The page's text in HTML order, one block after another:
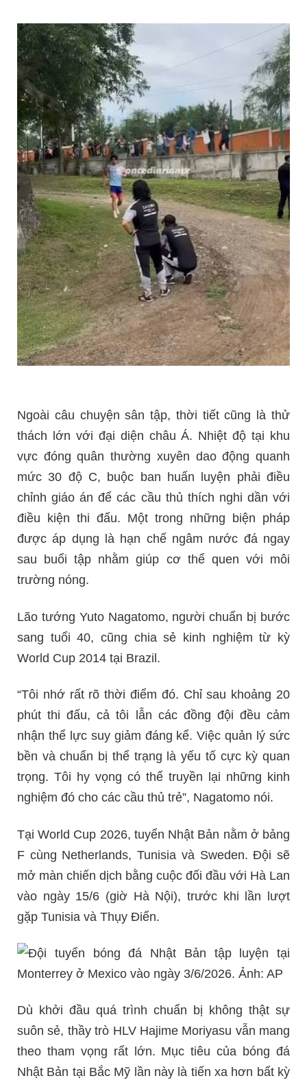
Ngoài câu chuyện sân tập, thời tiết cũng là thử
thách lớn với đại diện châu Á. Nhiệt độ tại khu
vực đóng quân thường xuyên dao động quanh
mức 30 độ C, buộc ban huấn luyện phải điều
chỉnh giáo án để các cầu thủ thích nghi dần với
điều kiện thi đấu. Một trong những biện pháp
được áp dụng là hạn chế ngâm nước đá ngay
sau buổi tập nhằm giúp cơ thể quen với môi
trường nóng.
Lão tướng Yuto Nagatomo, người chuẩn bị bước
sang tuổi 40, cũng chia sẻ kinh nghiệm từ kỳ
World Cup 2014 tại Brazil.
“Tôi nhớ rất rõ thời điểm đó. Chỉ sau khoảng 20
phút thi đấu, cả tôi lẫn các đồng đội đều cảm
nhận thể lực suy giảm đáng kể. Việc quản lý sức
bền và chuẩn bị thể trạng là yếu tố cực kỳ quan
trọng. Tôi hy vọng có thể truyền lại những kinh
nghiệm đó cho các cầu thủ trẻ”, Nagatomo nói.
Tại World Cup 2026, tuyển Nhật Bản nằm ở bảng
F cùng Netherlands, Tunisia và Sweden. Đội sẽ
mở màn chiến dịch bằng cuộc đối đầu với Hà Lan
vào ngày 15/6 (giờ Hà Nội), trước khi lần lượt
gặp Tunisia và Thụy Điển.
Dù khởi đầu quá trình chuẩn bị không thật sự
suôn sẻ, thầy trò HLV Hajime Moriyasu vẫn mang
theo tham vọng rất lớn. Mục tiêu của bóng đá
Nhật Bản tại Bắc Mỹ lần này là tiến xa hơn bất kỳ